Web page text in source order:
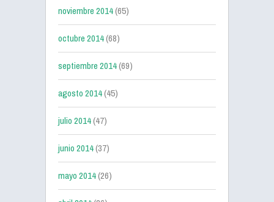
noviembre 2014(65)
octubre 2014(68)
septiembre 2014(69)
agosto 2014(45)
julio 2014(47)
junio 2014(37)
mayo 2014(26)